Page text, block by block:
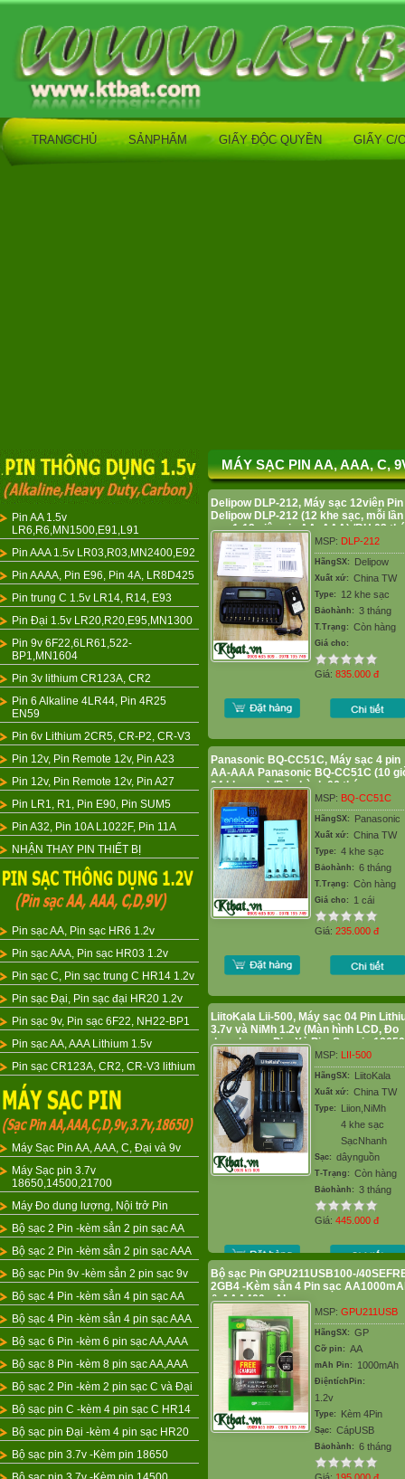
TRANGCHỦ SẢNPHẨM GIẤY ĐỘC QUYỀN GIẤY C/
Pin AA 1.5v
LR6,R6,MN1500,E91,L91
Pin AAA 1.5v LR03,R03,MN2400,E92
Pin AAAA, Pin E96, Pin 4A, LR8D425
Pin trung C 1.5v LR14, R14, E93
Pin Đại 1.5v LR20,R20,E95,MN1300
Pin 9v 6F22,6LR61,522-
BP1,MN1604
Pin 3v lithium CR123A, CR2
Pin 6 Alkaline 4LR44, Pin 4R25
EN59
Pin 6v Lithium 2CR5, CR-P2, CR-V3
Pin 12v, Pin Remote 12v, Pin A23
Pin 12v, Pin Remote 12v, Pin A27
Pin LR1, R1, Pin E90, Pin SUM5
Pin A32, Pin 10A L1022F, Pin 11A
NHẬN THAY PIN THIẾT BỊ
Pin sạc AA, Pin sạc HR6 1.2v
Pin sạc AAA, Pin sạc HR03 1.2v
Pin sạc C, Pin sạc trung C HR14 1.2v
Pin sạc Đại, Pin sạc đại HR20 1.2v
Pin sạc 9v, Pin sạc 6F22, NH22-BP1
Pin sạc AA, AAA Lithium 1.5v
Pin sạc CR123A, CR2, CR-V3 lithium
Máy Sạc Pin AA, AAA, C, Đại và 9v
Máy Sạc pin 3.7v
18650,14500,21700
Máy Đo dung lượng, Nội trở Pin
Bộ sạc 2 Pin -kèm sẳn 2 pin sạc AA
Bộ sạc 2 Pin -kèm sẳn 2 pin sạc AAA
Bộ sạc Pin 9v -kèm sẳn 2 pin sạc 9v
Bộ sạc 4 Pin -kèm sẳn 4 pin sạc AA
Bộ sạc 4 Pin -kèm sẳn 4 pin sạc AAA
Bộ sạc 6 Pin -kèm 6 pin sạc AA,AAA
Bộ sạc 8 Pin -kèm 8 pin sạc AA,AAA
Bộ sạc 2 Pin -kèm 2 pin sạc C và Đại
Bộ sạc pin C -kèm 4 pin sạc C HR14
Bộ sạc pin Đại -kèm 4 pin sạc HR20
Bộ sạc pin 3.7v -Kèm pin 18650
MÁY SẠC PIN AA, AAA, C,
Delipow DLP-212, Máy sạc 12viên Pin
Delipow DLP-212 (12 khe sạc, mỗi lần
sạc 1-12 viên pin AA, AAA) /BH 03
MSP: DLP-212
HãngSX: Delipow
Xuất xứ: China TW
Type: 12 khe sạc
Bảohành: 3 tháng
T.Trạng: Còn hàng
Giá cho:
Giá: 835.000 đ
Panasonic BQ-CC51C, Máy sạc 4 pin
AA-AAA Panasonic BQ-CC51C (10
04 khe sạc) /Bảo hành 06 tháng
MSP: BQ-CC51C
HãngSX: Panasonic
Xuất xứ: China TW
Type: 4 khe sạc
Bảohành: 6 tháng
T.Trạng: Còn hàng
Giá cho: 1 cái
Giá: 235.000 đ
LiitoKala Lii-500, Máy sạc 04 Pin
3.7v và NiMh 1.2v (Màn hình LCD, Đo
dung lượng Pin, Xả Pin, Sạc pin
26650, 14500,..)
MSP: LII-500
HãngSX: LiitoKala
Xuất xứ: China TW
Type:
Liion,NiMh
4 khe sạc
SạcNhanh
Sạc: dâynguồn
T-Trạng: Còn hàng
Bảohành: 3 tháng
Giá: 445.000 đ
Bộ sạc Pin GPU211USB100-/
2GB4 -Kèm sẳn 4 Pin sạc
& AAA400mAh
MSP: GPU211USB
HãngSX: GP
Cỡ pin: AA
mAh Pin: 1000mAh
ĐiệntíchPin:
1.2v
Type: Kèm 4Pin
Sạc: CápUSB
Bảohành: 6 tháng